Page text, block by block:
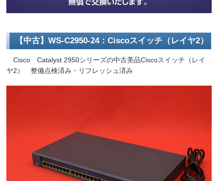
【中古】WS-C2950-24：Ciscoスイッチ（レイヤ2）
Cisco Catalyst 2950シリーズの中古美品Ciscoスイッチ（レイ
ヤ2） 整備点検済み・リフレッシュ済み